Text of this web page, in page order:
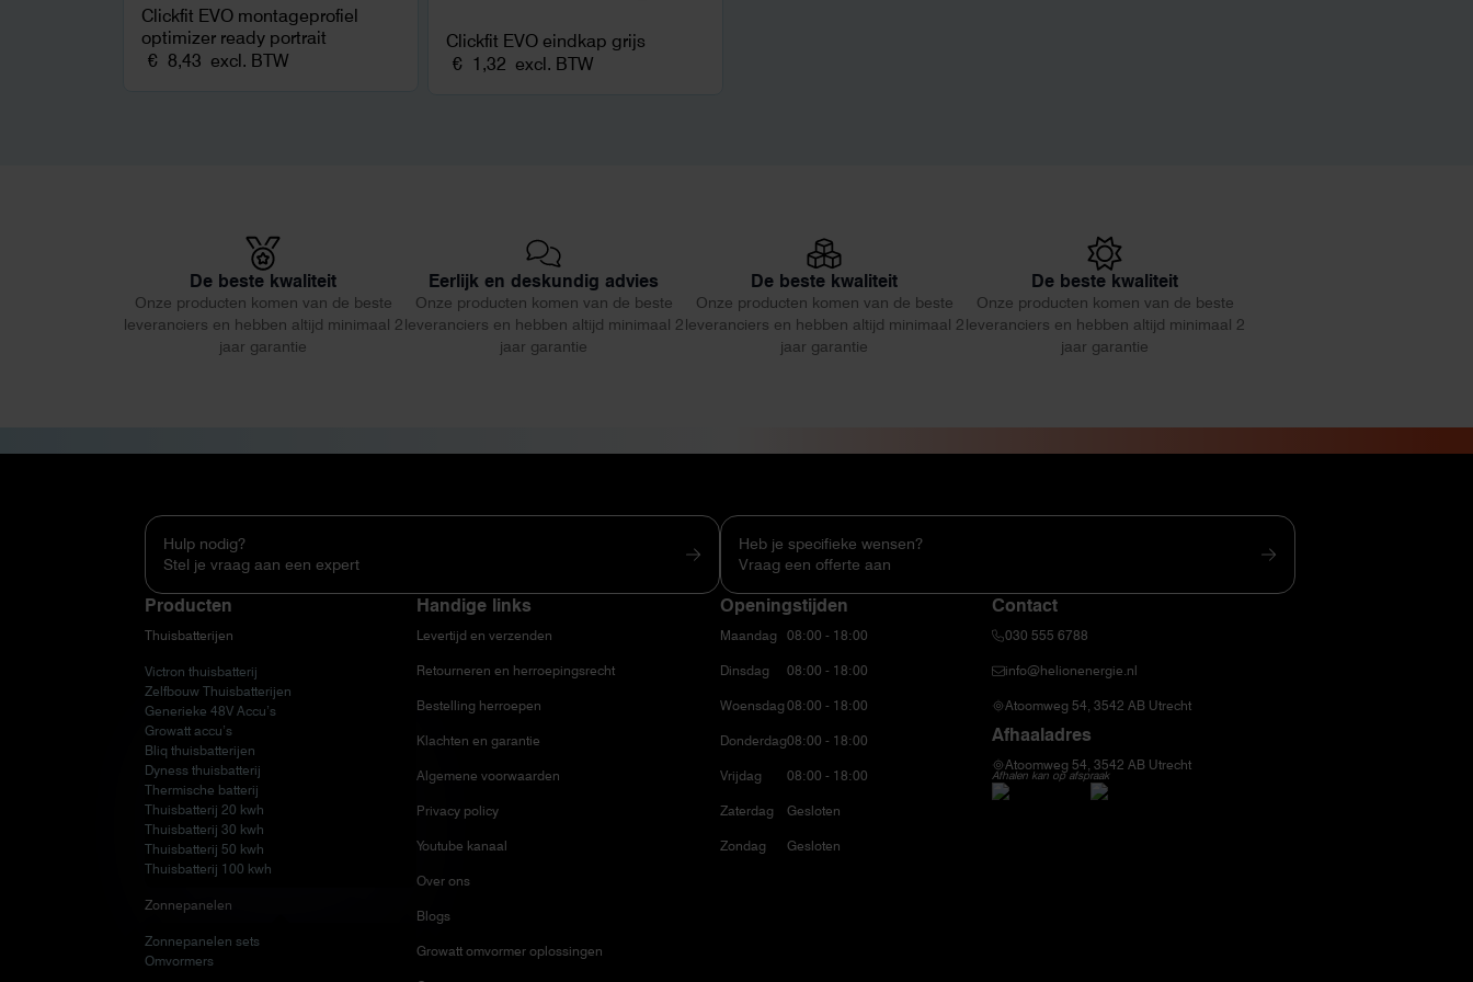
Clickfit EVO montageprofiel
optimizer ready portrait
€ 8,43 excl. BTW
Clickfit EVO eindkap grijs
€ 1,32 excl. BTW
De beste kwaliteit
Onze producten komen van de beste
leveranciers en hebben altijd minimaal 2
jaar garantie
Eerlijk en deskundig advies
Onze producten komen van de beste
leveranciers en hebben altijd minimaal 2
jaar garantie
De beste kwaliteit
Onze producten komen van de beste
leveranciers en hebben altijd minimaal 2
jaar garantie
De beste kwaliteit
Onze producten komen van de beste
leveranciers en hebben altijd minimaal 2
jaar garantie
Hulp nodig?
Stel je vraag aan een expert
Producten
Thuisbatterijen
Victron thuisbatterij
Zelfbouw Thuisbatterijen
Generieke 48V Accu’s
Growatt accu’s
Bliq thuisbatterijen
Dyness thuisbatterij
Thermische batterij
Thuisbatterij 20 kwh
Thuisbatterij 30 kwh
Thuisbatterij 50 kwh
Thuisbatterij 100 kwh
Zonnepanelen
Zonnepanelen sets
Omvormers
Handige links
Levertijd en verzenden
Retourneren en herroepingsrecht
Bestelling herroepen
Klachten en garantie
Algemene voorwaarden
Privacy policy
Youtube kanaal
Over ons
Blogs
Growatt omvormer oplossingen
Heb je specifieke wensen?
Vraag een offerte aan
Openingstijden
Maandag
Dinsdag
Woensdag
Donderdag
Vrijdag
Zaterdag
Zondag
08:00 - 18:00
08:00 - 18:00
08:00 - 18:00
08:00 - 18:00
08:00 - 18:00
Gesloten
Gesloten
Contact
030 555 6788
info@helionenergie.nl
Atoomweg 54, 3542 AB Utrecht
Afhaaladres
Atoomweg 54, 3542 AB Utrecht
Afhalen kan op afspraak